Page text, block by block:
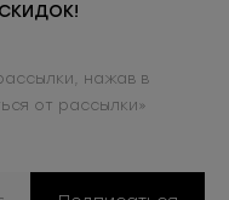
нажав в
от рассылки»